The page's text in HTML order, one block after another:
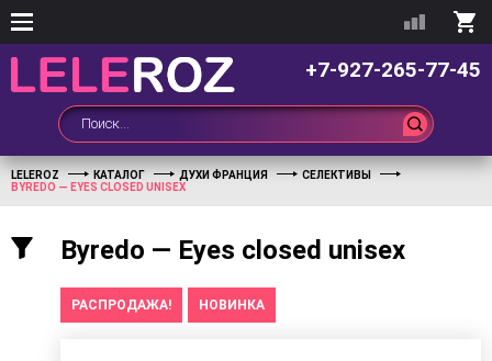
+7-927-265-77-45
LELEROZ КАТАЛОГ ДУХИ ФРАНЦИЯ
СЕЛЕКТИВЫ
BYREDO — EYES CLOSED UNISEX
Byredo — Eyes closed unisex
РАСПРОДАЖА! НОВИНКА